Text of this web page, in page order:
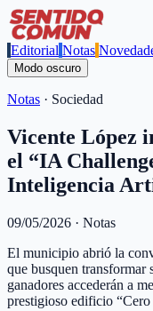
Editorial Notas
Modo oscuro
Notas · Sociedad
Vicente López
el “IA
Inteligencia
09/05/2026 · Notas
El municipio abrió la
que busquen transformar
ganadores accederán a
prestigioso edificio